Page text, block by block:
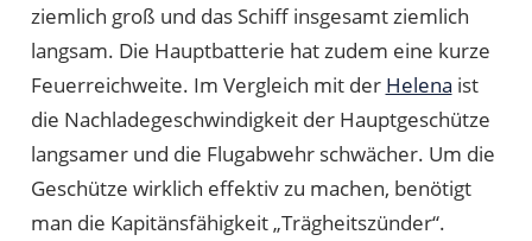
ziemlich groß und das Schiff insgesamt ziemlich
langsam. Die Hauptbatterie hat zudem eine kurze
Feuerreichweite. Im Vergleich mit der Helena ist
die Nachladegeschwindigkeit der Hauptgeschütze
langsamer und die Flugabwehr schwächer. Um die
Geschütze wirklich effektiv zu machen, benötigt
man die Kapitänsfähigkeit „Trägheitszünder“.